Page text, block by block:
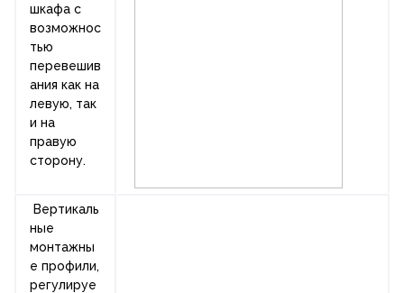
шкафа с
возможнос
тью
перевешив
ания как на
левую, так
и на
правую
сторону.
Вертикаль
ные
монтажны
е профили,
регулируе